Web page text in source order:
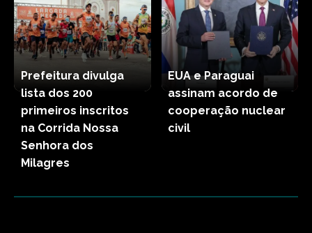
Prefeitura divulga
lista dos 200
primeiros inscritos
na Corrida Nossa
Senhora dos
Milagres
EUA e Paraguai
assinam acordo de
cooperação nuclear
civil